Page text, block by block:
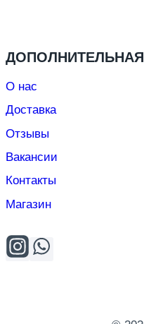
О нас
Доставка
Отзывы
Вакансии
Контакты
Магазин